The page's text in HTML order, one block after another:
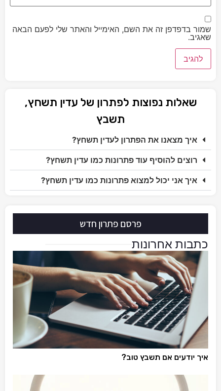
שמור בדפדפן זה את השם, האימייל והאתר שלי לפעם הבאה
שאגיב.
שאלות נפוצות לפתרון של עדין תשחץ,
תשבץ
איך מצאנו את הפתרון לעדין תשחץ?
רוצים להוסיף עוד פתרונות כמו עדין תשחץ?
איך אני יכול למצוא פתרונות כמו עדין תשחץ?
פרסם פתרון חדש
כתבות אחרונות
איך יודעים אם תשבץ טוב?